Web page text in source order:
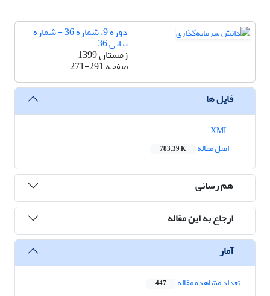
دوره 9، شماره 36 - شماره
پیاپی 36
زمستان 1399
صفحه271-291
فایل ها
اصل مقاله
783.39 K
هم رسانی
ارجاع به این مقاله
آمار
تعداد مشاهده مقاله 447